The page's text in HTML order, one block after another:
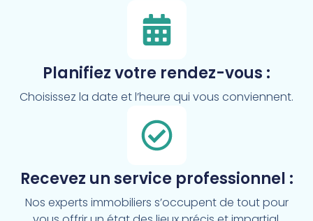
Planifiez votre rendez-vous :
Choisissez la date et l’heure qui vous conviennent.
Recevez un service professionnel :
Nos experts immobiliers s’occupent de tout pour